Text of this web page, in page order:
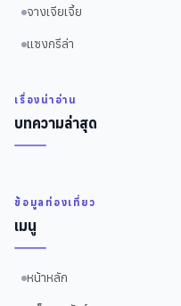
จางเจียเจี้ย
แซงกรีล่า
เรื่องน่าอ่าน
บทความล่าสุด
ข้อมูลท่องเที่ยว
เมนู
หน้าหลัก